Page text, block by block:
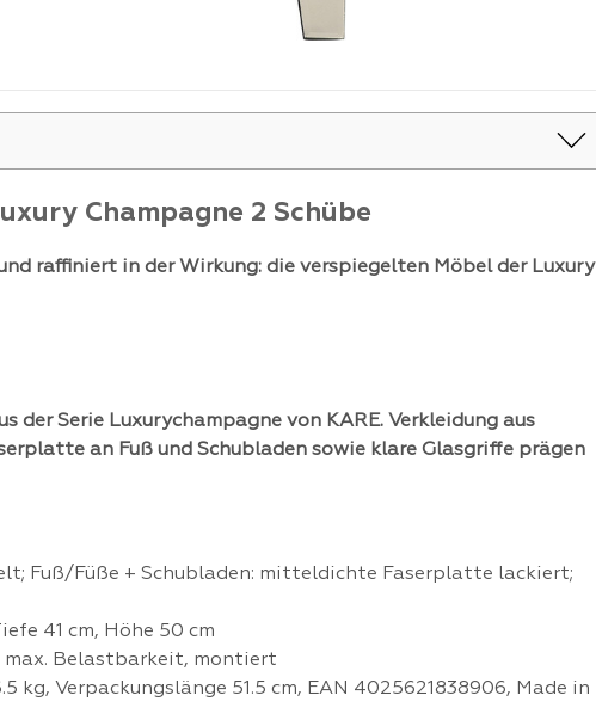
Champagne 2 Schübe
raffiniert in der Wirkung: die verspiegelten Möbel der Luxury
der Serie Luxurychampagne von KARE. Verkleidung aus
an Fuß und Schubladen sowie klare Glasgriffe prägen
Fuß/Füße + Schubladen: mitteldichte Faserplatte lackiert;
41 cm, Höhe 50 cm
max. Belastbarkeit, montiert
kg, Verpackungslänge 51.5 cm, EAN 4025621838906, Made in